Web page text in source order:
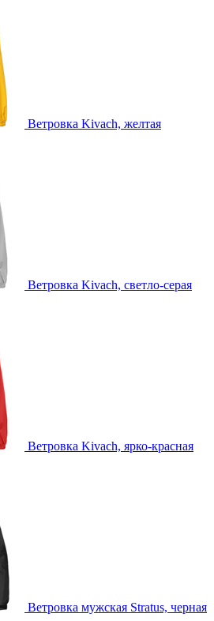
Ветровка Kivach, желтая
Ветровка Kivach, светло-серая
Ветровка Kivach, ярко-красная
Ветровка мужская Stratus, черная